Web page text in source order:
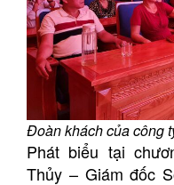
Đoàn khách của công
Phát biểu tại
Thủy – Giám đốc